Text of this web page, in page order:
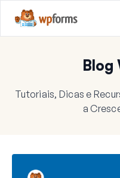
Blog
Tutoriais, Dicas e
a